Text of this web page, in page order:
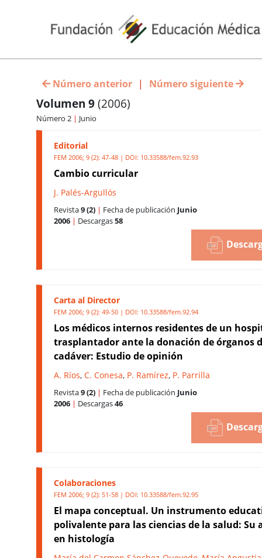
Número siguiente
|
Número anterior
Volumen 9(2006)
Número 2 | Junio
Editorial
FEM 2006; 9 (2): 47-48 | DOI: 10.33588/fem.92.93
Cambio curricular
J. Palés-Argullós
Revista9 (2) | Fecha de publicación Junio
2006 | Descargas58
Carta al Director
FEM 2006; 9 (2): 49-50 | DOI: 10.33588/fem.92.94
Los médicos internos residentes de un
trasplantador ante la donación de órganos
cadáver: Estudio de opinión
A. Ríos, C. Conesa, P. Ramírez, P. Parrilla
Revista9 (2) | Fecha de publicación Junio
2006 | Descargas46
Colaboraciones
FEM 2006; 9 (2): 51-58 | DOI: 10.33588/fem.92.95
El mapa conceptual. Un instrumento
polivalente para las ciencias de la salud: Su
en histología